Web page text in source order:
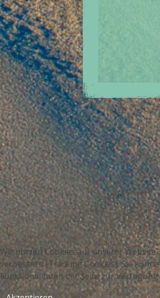
Wir nutzen Cookies auf unserer
verbessern (Tracking Cookies). Sie
Funktionalitäten der Seite zur Verfügung
JOOMLA!-DEBUG-
SITZUNG
PROFIL ZUM LAUFZEITVERHALTEN
SPEICHERNUTZUNG
DATENBANKABFRAGEN